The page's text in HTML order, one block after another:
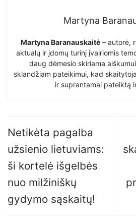
Martyna
Martyna Baranauskaitė – autorė,
aktualų ir įdomų turinį įvairiomis
daug dėmesio skiriama
sklandžiam pateikimui, kad
ir suprantamai pateiktą
Netikėta pagalba
užsienio lietuviams:
ši kortelė išgelbės
nuo milžiniškų
gydymo sąskaitų!